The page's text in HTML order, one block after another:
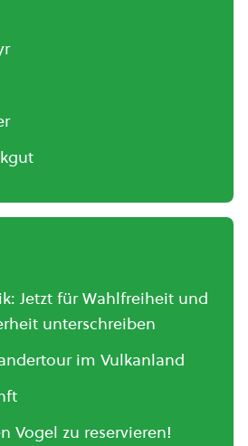
Jetzt für Wahlfreiheit und
unterschreiben
im Vulkanland
Vogel zu reservieren!